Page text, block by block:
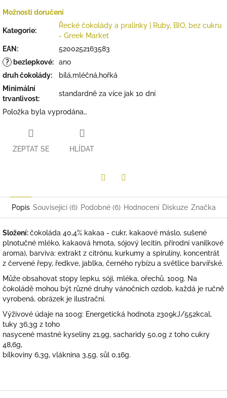
Možnosti doručení
Kategorie:
Řecké čokolády a pralinky | Ruby, BIO, bez cukru
- Greek Market
EAN :
5200252163583
?
bezlepkové:
ano
druh čokolády:
bílá,mléčná,hořká
Minimální
trvanlivost:
standardně za více jak 10 dní
Položka byla vyprodána…
ZEPTAT SE HLÍDAT
Popis Související (6) Podobné (6) Hodnocení Diskuze Značka
Složení:čokoláda 40,4% kakaa - cukr, kakaové máslo, sušené
plnotučné mléko, kakaová hmota, sójový lecitin, přírodní vanilkové
aroma), barviva: extrakt z citrónu, kurkumy a spirulíny, koncentrát
z červené řepy, ředkve, jablka, černého rybízu a světlice barvířské.
Může obsahovat stopy lepku, sóji, mléka, ořechů. 100g. Na
čokoládě mohou být různé druhy vánočních ozdob, každá je ručně
vyrobená, obrázek je ilustrační.
Výživové údaje na 100g: Energetická hodnota 2309kJ/552kcal,
tuky 36,3g z toho
nasycené mastné kyseliny 21,9g, sacharidy 50,0g z toho cukry
48,6g,
bílkoviny 6,3g, vláknina 3,5g, sůl 0,16g.